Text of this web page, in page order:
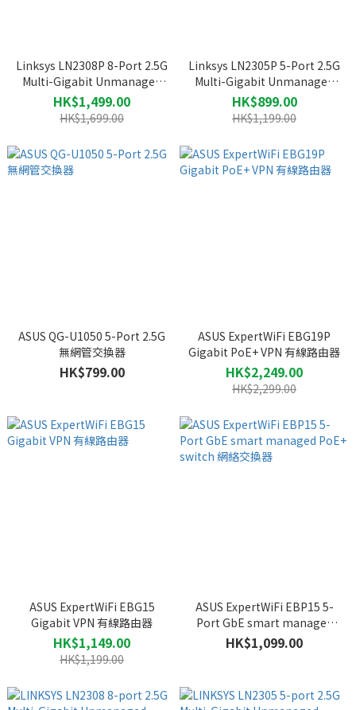
Linksys LN2308P 8-Port 2.5G
Multi-Gigabit Unmanaged
PoE++ Switches 網絡交換器
HK$1,499.00
HK$1,699.00
Linksys LN2305P 5-Port 2.5G
Multi-Gigabit Unmanaged
PoE+ Switches 網絡交換器
HK$899.00
HK$1,199.00
ASUS QG-U1050 5-Port 2.5G
無網管交換器
HK$799.00
ASUS ExpertWiFi EBG19P
Gigabit PoE+ VPN 有線路由器
HK$2,249.00
HK$2,299.00
ASUS ExpertWiFi EBG15
Gigabit VPN 有線路由器
HK$1,149.00
HK$1,199.00
ASUS ExpertWiFi EBP15 5-
Port GbE smart managed
PoE+ switch 網絡交換器
HK$1,099.00